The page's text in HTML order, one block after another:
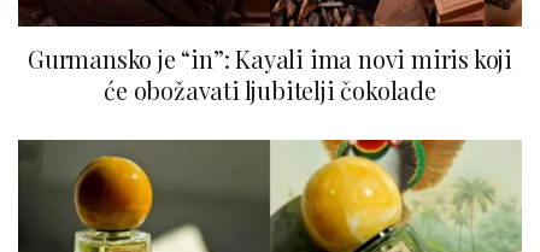
Gurmansko je “in”: Kayali ima novi miris koji
će obožavati ljubitelji čokolade